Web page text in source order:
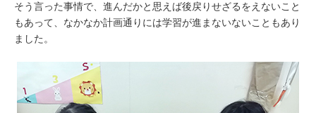
そう言った事情で、進んだかと思えば後戻りせざるをえないこと
もあって、なかなか計画通りには学習が進まないないこともあり
ました。